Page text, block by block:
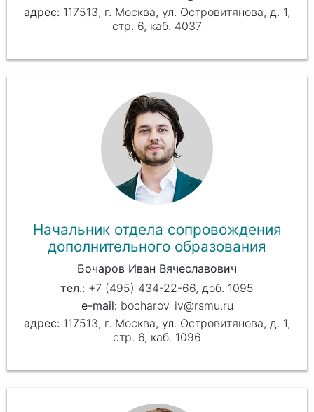
117513, г. Москва, ул. Островитянова, д. 1,
стр. 6, каб. 4037
Начальник отдела сопровождения
дополнительного образования
Бочаров Иван Вячеславович
+7 (495) 434-22-66, доб. 1095
bocharov_iv@rsmu.ru
117513, г. Москва, ул. Островитянова, д. 1,
стр. 6, каб. 1096